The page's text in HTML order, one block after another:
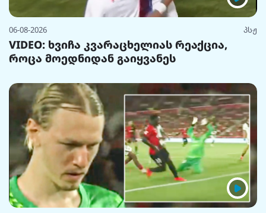
06-08-2026 პსჟ
VIDEO: ხვიჩა კვარაცხელიას რეაქცია,
როცა მოედნიდან გაიყვანეს